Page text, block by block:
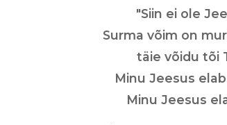
"Siin ei ole
Surma võim on
täie võidu tõi
Minu Jeesus
Minu Jeesus